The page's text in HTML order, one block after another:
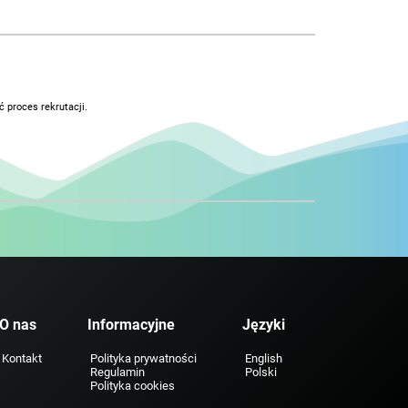
proces rekrutacji.
nas
Kontakt
Informacyjne
Polityka prywatności
Regulamin
Polityka cookies
Języki
English
Polski